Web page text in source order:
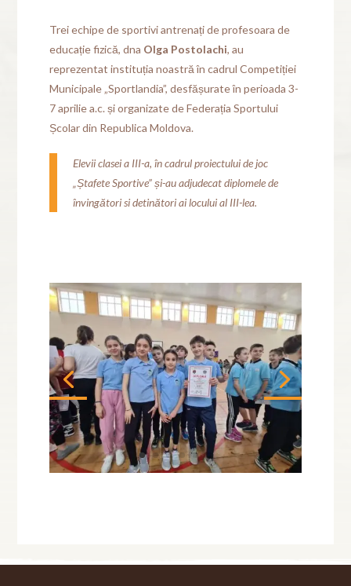
Trei echipe de sportivi antrenați de profesoara de
educație fizică, dna Olga Postolachi, au
reprezentat instituția noastră în cadrul Competiției
Municipale „Sportlandia”, desfășurate în perioada 3-
7 aprilie a.c. și organizate de Federația Sportului
Școlar din Republica Moldova.
Elevii clasei a III-a, în cadrul proiectului de joc
„Ștafete Sportive” și-au adjudecat diplomele de
învingători si detinători ai locului al III-lea.